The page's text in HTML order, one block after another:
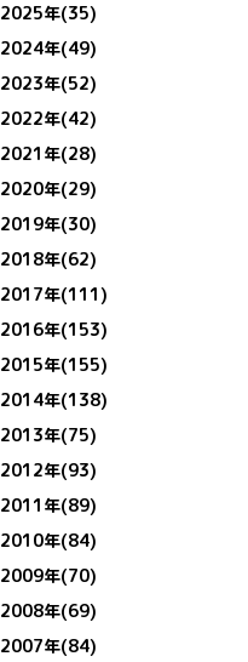
2025年(35)
2024年(49)
2023年(52)
2022年(42)
2021年(28)
2020年(29)
2019年(30)
2018年(62)
2017年(111)
2016年(153)
2015年(155)
2014年(138)
2013年(75)
2012年(93)
2011年(89)
2010年(84)
2009年(70)
2008年(69)
2007年(84)